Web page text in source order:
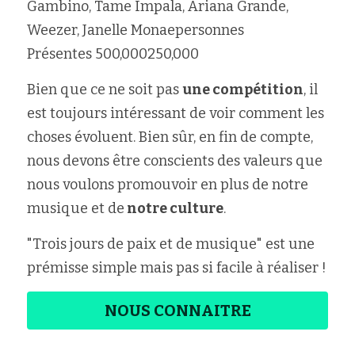
Gambino, Tame Impala, Ariana Grande,
Weezer, Janelle Monaepersonnes
Présentes 500,000250,000
Bien que ce ne soit pas une compétition, il
est toujours intéressant de voir comment les
choses évoluent. Bien sûr, en fin de compte,
nous devons être conscients des valeurs que
nous voulons promouvoir en plus de notre
musique et de notre culture.
"Trois jours de paix et de musique" est une
prémisse simple mais pas si facile à réaliser !
NOUS CONNAITRE